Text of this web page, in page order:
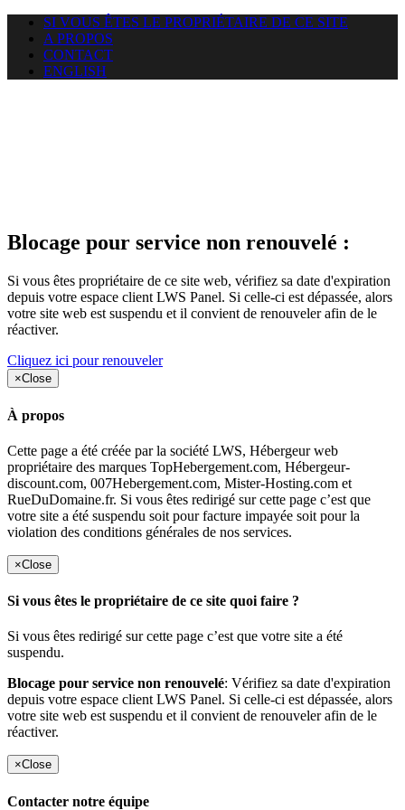
SI VOUS ÊTES LE PROPRIÉTAIRE DE CE SITE
A PROPOS
CONTACT
ENGLISH
Blocage pour service non renouvelé :
Si vous êtes propriétaire de ce site web, vérifiez sa date d'expiration
depuis votre espace client LWS Panel. Si celle-ci est dépassée, alors
votre site web est suspendu et il convient de renouveler afin de le
réactiver.
Cliquez ici pour renouveler
×Close
À propos
Cette page a été créée par la société LWS, Hébergeur web
propriétaire des marques TopHebergement.com, Hébergeur-
discount.com, 007Hebergement.com, Mister-Hosting.com et
RueDuDomaine.fr. Si vous êtes redirigé sur cette page c’est que
votre site a été suspendu soit pour facture impayée soit pour la
violation des conditions générales de nos services.
×Close
Si vous êtes le propriétaire de ce site quoi faire ?
Si vous êtes redirigé sur cette page c’est que votre site a été
suspendu.
Blocage pour service non renouvelé: Vérifiez sa date d'expiration
depuis votre espace client LWS Panel. Si celle-ci est dépassée, alors
votre site web est suspendu et il convient de renouveler afin de le
réactiver.
×Close
Contacter notre équipe